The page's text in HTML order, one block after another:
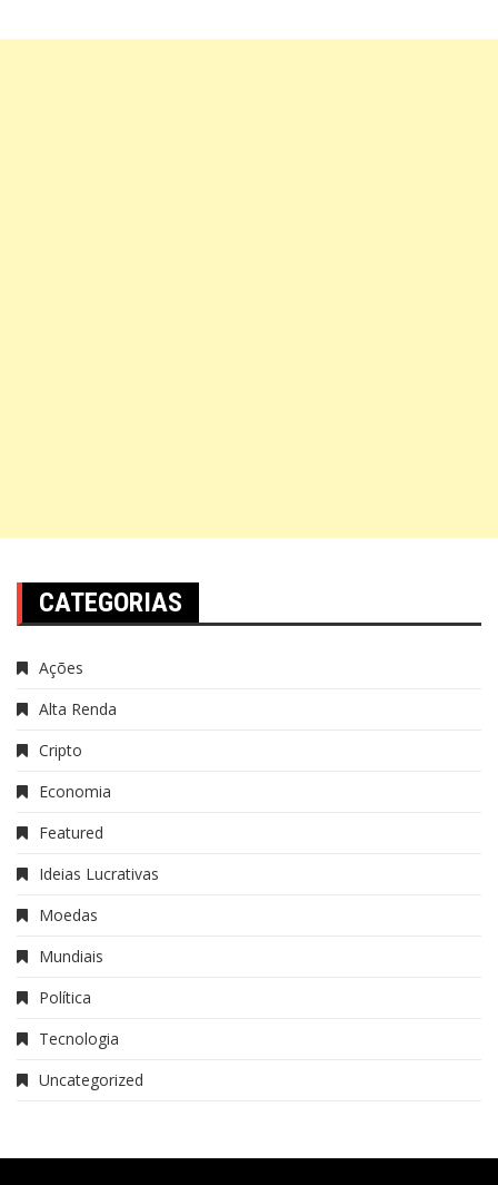
CATEGORIAS
Ações
Alta Renda
Cripto
Economia
Featured
Ideias Lucrativas
Moedas
Mundiais
Política
Tecnologia
Uncategorized